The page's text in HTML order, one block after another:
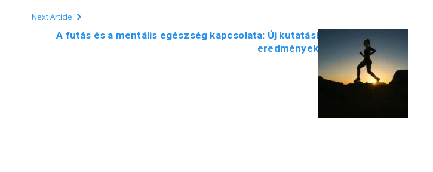
Next Article
A futás és a mentális egészség kapcsolata: Új kutatási
eredmények